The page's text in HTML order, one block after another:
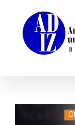
springen